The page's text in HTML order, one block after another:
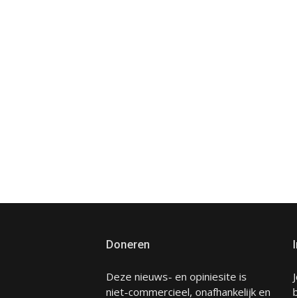
Doneren
Deze nieuws- en opiniesite is
niet-commercieel, onafhankelijk en